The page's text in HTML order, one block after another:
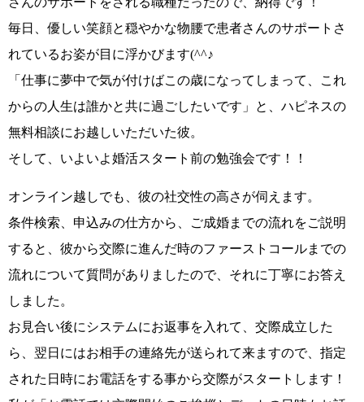
毎日、優しい笑顔と穏やかな物腰で患者さんのサポートさ
れているお姿が目に浮かびます(^^♪
「仕事に夢中で気が付けばこの歳になってしまって、これ
からの人生は誰かと共に過ごしたいです」
と、ハピネスの
無料相談にお越しいただいた彼。
そして、いよいよ婚活スタート前の勉強会です！！
オンライン越しでも、彼の社交性の高さが伺えます。
条件検索、申込みの仕方から、ご成婚までの流れをご説明
すると、 彼から交際に進んだ時のファーストコールまでの
流れについて質問がありましたので、それに丁寧にお答え
しました。
お見合い後にシステムにお返事を入れて、交際成立した
ら、翌日にはお相手の連絡先が送られて来ますので、指定
された日時にお電話をする事から交際がスタートします！